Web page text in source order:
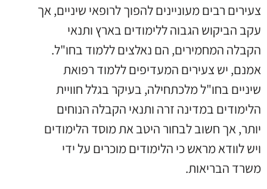
צעירים רבים מעוניינים להפוך לרופאי שיניים, אך
עקב הביקוש הגבוה ללימודים בארץ ותנאי
הקבלה המחמירים, הם נאלצים ללמוד בחו"ל.
אמנם, יש צעירים המעדיפים ללמוד רפואת
שיניים בחו"ל מלכתחילה, בעיקר בגלל חוויית
הלימודים במדינה זרה ותנאי הקבלה הנוחים
יותר, אך חשוב לבחור היטב את מוסד הלימודים
ויש לוודא מראש כי הלימודים מוכרים על ידי
משרד הבריאות.